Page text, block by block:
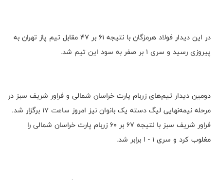
در این دیدار فولاد هرمزگان با نتیجه ۶۱ بر ۴۷ مقابل تیم پاز تهران به
پیروزی رسید و سری ۱ بر صفر به سود این تیم شد.
دومین دیدار تیم‌های زربام پارت خراسان شمالی و فراور شریف سبز در
مرحله نیمه‌نهایی لیگ دسته یک بانوان نیز امروز ساعت ۱۷ برگزار شد.
فراور شریف سبز با نتیجه ۶۷ بر ۶۰ زربام پارت خراسان شمالی را
مغلوب کرد و سری ۱ - ۱‌ برابر شد.